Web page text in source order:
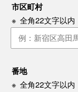
市区町村
※ 全角22文字以内
番地
※ 全角22文字以内